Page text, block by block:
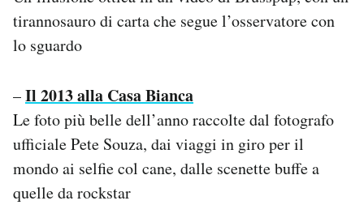
tirannosauro di carta che segue l’osservatore con
lo sguardo
–Il 2013 alla Casa Bianca
Le foto più belle dell’anno raccolte dal fotografo
ufficiale Pete Souza, dai viaggi in giro per il
mondo ai selfie col cane, dalle scenette buffe a
quelle da rockstar